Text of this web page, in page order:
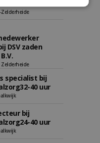
Zelderheide
DSV zaden
Zelderheide
specialist bij
40 uur
bij
40 uur